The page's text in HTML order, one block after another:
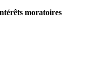
moratoires